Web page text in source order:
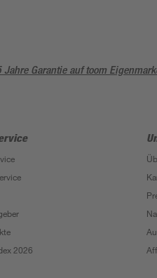
Jahre Garantie auf toom
2026